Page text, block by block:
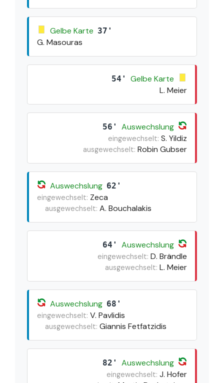
Gelbe Karte 37'
G. Masouras
54'
Gelbe Karte
L. Meier
56' Auswechslung
eingewechselt: S. Yildiz
ausgewechselt: Robin Gubser
Auswechslung 62'
eingewechselt: Zeca
ausgewechselt: A. Bouchalakis
64' Auswechslung
eingewechselt: D. Brändle
ausgewechselt: L. Meier
Auswechslung 68'
eingewechselt: V. Pavlidis
ausgewechselt: Giannis Fetfatzidis
82' Auswechslung
eingewechselt: J. Hofer